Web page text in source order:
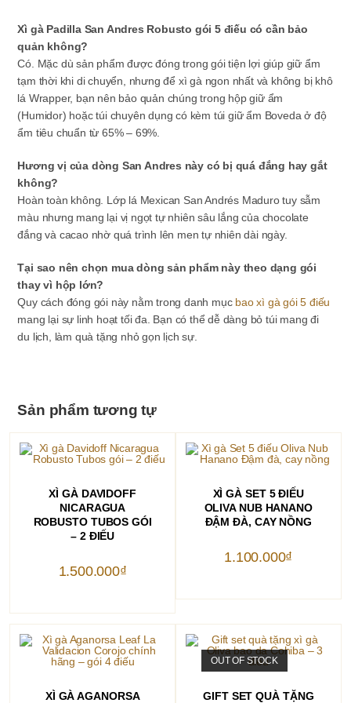
Xì gà Padilla San Andres Robusto gói 5 điếu có cần bảo
quản không?
Có. Mặc dù sản phẩm được đóng trong gói tiện lợi giúp giữ ẩm
tạm thời khi di chuyển, nhưng để xì gà ngon nhất và không bị khô
lá Wrapper, bạn nên bảo quản chúng trong hộp giữ ẩm
(Humidor) hoặc túi chuyên dụng có kèm túi giữ ẩm Boveda ở độ
ẩm tiêu chuẩn từ 65% – 69%.
Hương vị của dòng San Andres này có bị quá đắng hay gắt
không?
Hoàn toàn không. Lớp lá Mexican San Andrés Maduro tuy sẫm
màu nhưng mang lại vị ngọt tự nhiên sâu lắng của chocolate
đắng và cacao nhờ quá trình lên men tự nhiên dài ngày.
Tại sao nên chọn mua dòng sản phẩm này theo dạng gói
thay vì hộp lớn?
Quy cách đóng gói này nằm trong danh mục bao xì gà gói 5 điếu
mang lại sự linh hoạt tối đa. Bạn có thể dễ dàng bỏ túi mang đi
du lịch, làm quà tặng nhỏ gọn lịch sự.
Sản phẩm tương tự
THÊM VÀO GIỎ HÀNG
XÌ GÀ DAVIDOFF
NICARAGUA
ROBUSTO TUBOS GÓI
– 2 ĐIẾU
1.500.000₫
THÊM VÀO GIỎ HÀNG
XÌ GÀ SET 5 ĐIẾU
OLIVA NUB HANANO
ĐẬM ĐÀ, CAY NỒNG
1.100.000₫
THÊM VÀO GIỎ HÀNG
XÌ GÀ AGANORSA
OUT OF STOCK
ĐỌC TIẾP
GIFT SET QUÀ TẶNG